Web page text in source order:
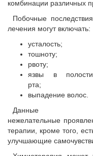
комбинации различных
Побочные последствия
лечения могут включать:
усталость;
тошноту;
рвоту;
язвы в полости
рта;
выпадение волос.
Данные
нежелательные
терапии, кроме того,
улучшающие